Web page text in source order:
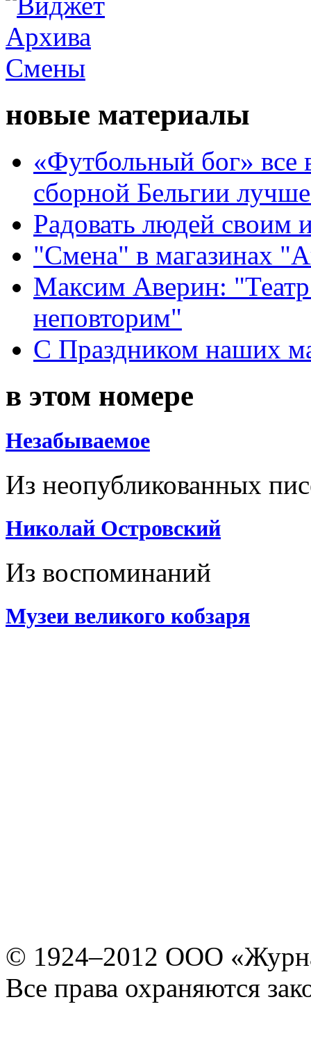
новые материалы
«Футбольный бог» все
сборной Бельгии
Радовать людей своим
"Смена" в магазинах
Максим Аверин:
неповторим"
С Праздником наших
в этом номере
Незабываемое
Из неопубликованных
Николай Островский
Из воспоминаний
Музеи великого кобзаря
© 1924–2012 ООО
Все права охраняются